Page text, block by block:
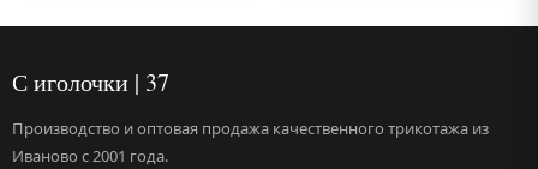
С иголочки | 37
Производство и оптовая продажа качественного трикотажа из
Иваново с 2001 года.